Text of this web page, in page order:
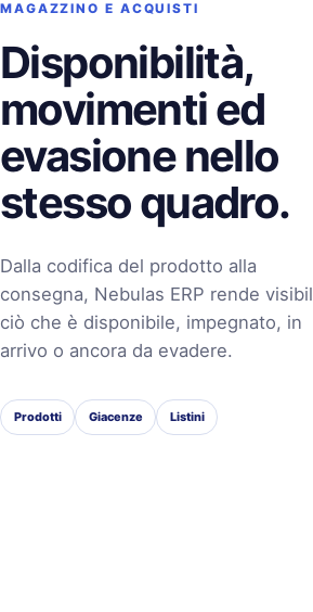
MAGAZZINO E ACQUISTI
Disponibilità,
movimenti ed
evasione nello
stesso quadro.
Dalla codifica del prodotto alla
consegna, Nebulas ERP rende
ciò che è disponibile, impegnato, in
arrivo o ancora da evadere.
Prodotti Giacenze Listini